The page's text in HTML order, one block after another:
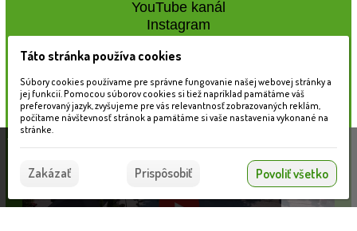
YouTube kanál
Instagram
Naše záhradné centrum
Táto stránka používa súbory cookies, ktoré nám
pomáhajú poskytovať služby. Používaním našich
služieb vyjadrujete súhlas s používaním súborov
Súhlasím
Táto stránka používa cookies
Súbory cookies používame pre správne fungovanie našej webovej stránky a
jej funkcií. Pomocou súborov cookies si tiež napríklad pamätáme váš
preferovaný jazyk, zvyšujeme pre vás relevantnosť zobrazovaných reklám,
počítame návštevnosť stránok a pamätáme si vaše nastavenia vykonané na
stránke.
Zakázať Prispôsobiť Povoliť všetko